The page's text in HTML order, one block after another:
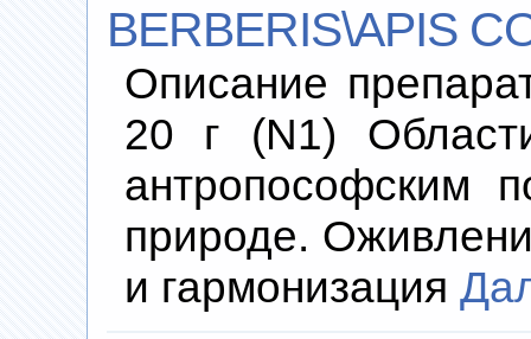
BERBERIS\APIS
Описание
20 г (N1)
антропософским
природе.
и гармонизация